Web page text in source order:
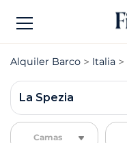
Alquiler Barco Italia
La Spezia
Camas